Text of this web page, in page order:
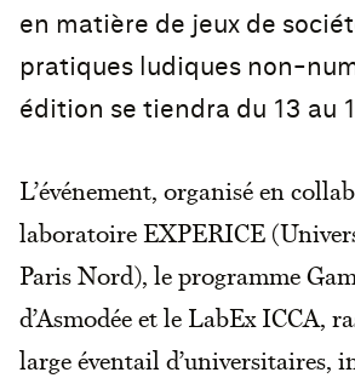
en matière de jeux de
pratiques ludiques non-
édition se tiendra du 13 au
L’événement, organisé en
laboratoire EXPERICE
Paris Nord), le programme
d’Asmodée et le LabEx ICCA,
large éventail d’universitaires,